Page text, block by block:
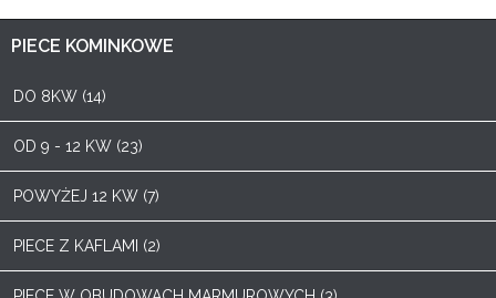
PIECE KOMINKOWE
DO 8KW (14)
OD 9 - 12 KW (23)
POWYŻEJ 12 KW (7)
PIECE Z KAFLAMI (2)